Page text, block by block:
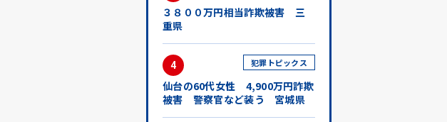
３８００万円相当詐欺被害 三
重県
4 犯罪トピックス
仙台の60代女性 4,900万円詐欺
被害 警察官など装う 宮城県